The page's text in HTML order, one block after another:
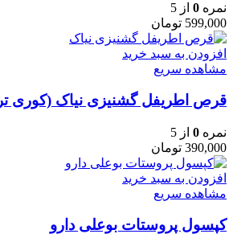
نمره 0 از 5
599,000 تومان
افزودن به سبد خرید
مشاهده سریع
قرص اطریفل گشنیزی نیاک (کوری
نمره 0 از 5
390,000 تومان
افزودن به سبد خرید
مشاهده سریع
کپسول پروستات بوعلی دارو